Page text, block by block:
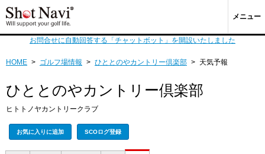
メニュー
お問合せに自動回答する「チャットボット」を開設いたしました
HOME > ゴルフ場情報 > ひととのやカントリー倶楽部 > 天気予報
ひととのやカントリー倶楽部
ヒトトノヤカントリークラブ
お気に入りに追加 SCOログ登録